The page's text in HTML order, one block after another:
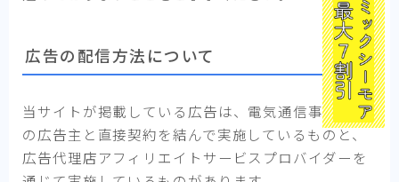
広告の配信方法について
当サイトが掲載している広告は、電気通信事業者等
の広告主と直接契約を結んで実施しているものと、
広告代理店アフィリエイトサービスプロバイダーを